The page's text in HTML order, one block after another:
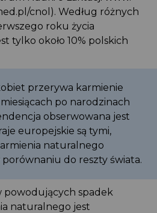
cnol). Według różnych
roku życia
tylko około 10% polskich
przerywa karmienie
po narodzinach
obserwowana jest
europejskie są tymi,
naturalnego
do reszty świata.
powodujących spadek
naturalnego jest